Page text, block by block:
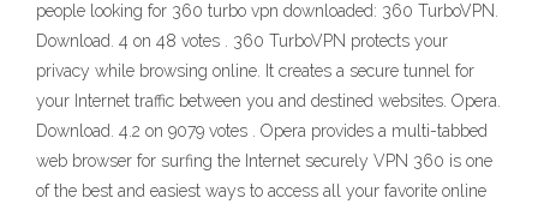
people looking for 360 turbo vpn downloaded: 360 TurboVPN.
Download. 4 on 48 votes . 360 TurboVPN protects your
privacy while browsing online. It creates a secure tunnel for
your Internet traffic between you and destined websites. Opera.
Download. 4.2 on 9079 votes . Opera provides a multi-tabbed
web browser for surfing the Internet securely VPN 360 is one
of the best and easiest ways to access all your favorite online